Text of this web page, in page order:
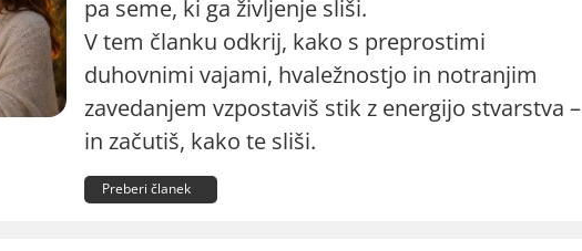
pa seme, ki ga življenje sliši.
V tem članku odkrij, kako s preprostimi
duhovnimi vajami, hvaležnostjo in notranjim
zavedanjem vzpostaviš stik z energijo stvarstva –
in začutiš, kako te sliši.
Preberi članek